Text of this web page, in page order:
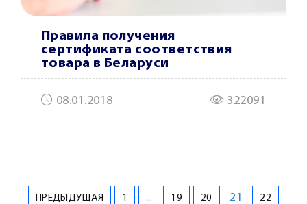
Правила получения
сертификата соответствия
товара в Беларуси
08.01.2018 322091
ПРЕДЫДУЩАЯ 1 ... 19 20 21 22